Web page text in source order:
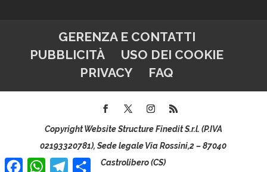
GERENZA E CONTATTI
PUBBLICITÀ
USO DEI COOKIE
PRIVACY
FAQ
Copyright Website Structure Finedit S.r.l. (P.IVA
02193320781), Sede legale Via Rossini,2 – 87040
Castrolibero (CS)
Facebook
WhatsAppTelegram
Condividi